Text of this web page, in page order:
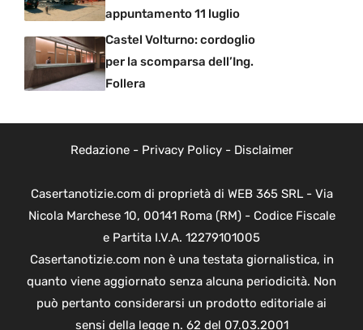
appuntamento 11 luglio
Castel Volturno: cordoglio
per la scomparsa dell’Ing.
Follera
Redazione- Privacy Policy- Disclaimer
Casertanotizie.com di proprietà di WEB 365 SRL - Via
Nicola Marchese 10, 00141 Roma (RM) - Codice Fiscale
e Partita I.V.A. 12279101005
Casertanotizie.com non è una testata giornalistica, in
quanto viene aggiornato senza alcuna periodicità. Non
può pertanto considerarsi un prodotto editoriale ai
sensi della legge n. 62 del 07.03.2001